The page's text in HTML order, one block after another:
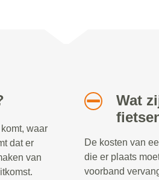
waar
dat er
van
Wat
De kosten van
die er plaats
voorband